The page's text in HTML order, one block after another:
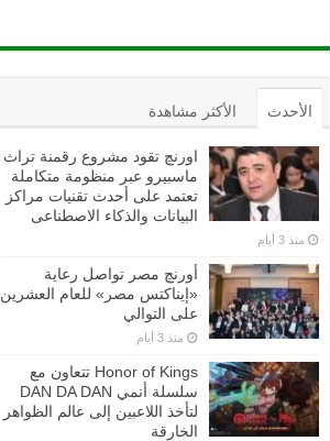
الأحدث الأكثر مشاهدة
اورنچ تقود مشروع رقمنة تراث
ماسبيرو عبر منظومة متكاملة
تعتمد على أحدث تقنيات مراكز
البيانات والذكاء الاصطناعى
منذ 3 أيام
أورنچ مصر تواصل رعاية
«إيناكتس مصر» للعام العشرين
على التوالي
منذ 3 أيام
Honor of Kings تتعاون مع
سلسلة أنمي DAN DA DAN
لتأخذ اللاعبين إلى عالم الظواهر
الخارقة